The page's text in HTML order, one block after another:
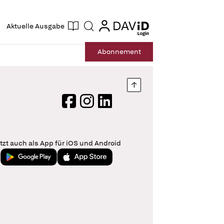
Aktuelle Ausgabe Suche login
login
Abonnement
Nach oben springen
FacebookInstagram
LinkedIn
auch als App für iOS und Android
Jetzt bei Google PlayLaden im App Store